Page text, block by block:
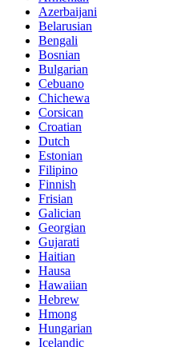
Azerbaijani
Belarusian
Bengali
Bosnian
Bulgarian
Cebuano
Chichewa
Corsican
Croatian
Dutch
Estonian
Filipino
Finnish
Frisian
Galician
Georgian
Gujarati
Haitian
Hausa
Hawaiian
Hebrew
Hmong
Hungarian
Icelandic